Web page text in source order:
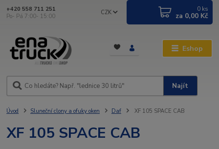
Eshop
CZK
Najít
+420 558 711 251
Po- Pá 7:00- 15:00
0 ks
za 0,00 Kč
Úvod Sluneční clony a ofuky oken Daf XF 105 SPACE CAB
XF 105 SPACE CAB